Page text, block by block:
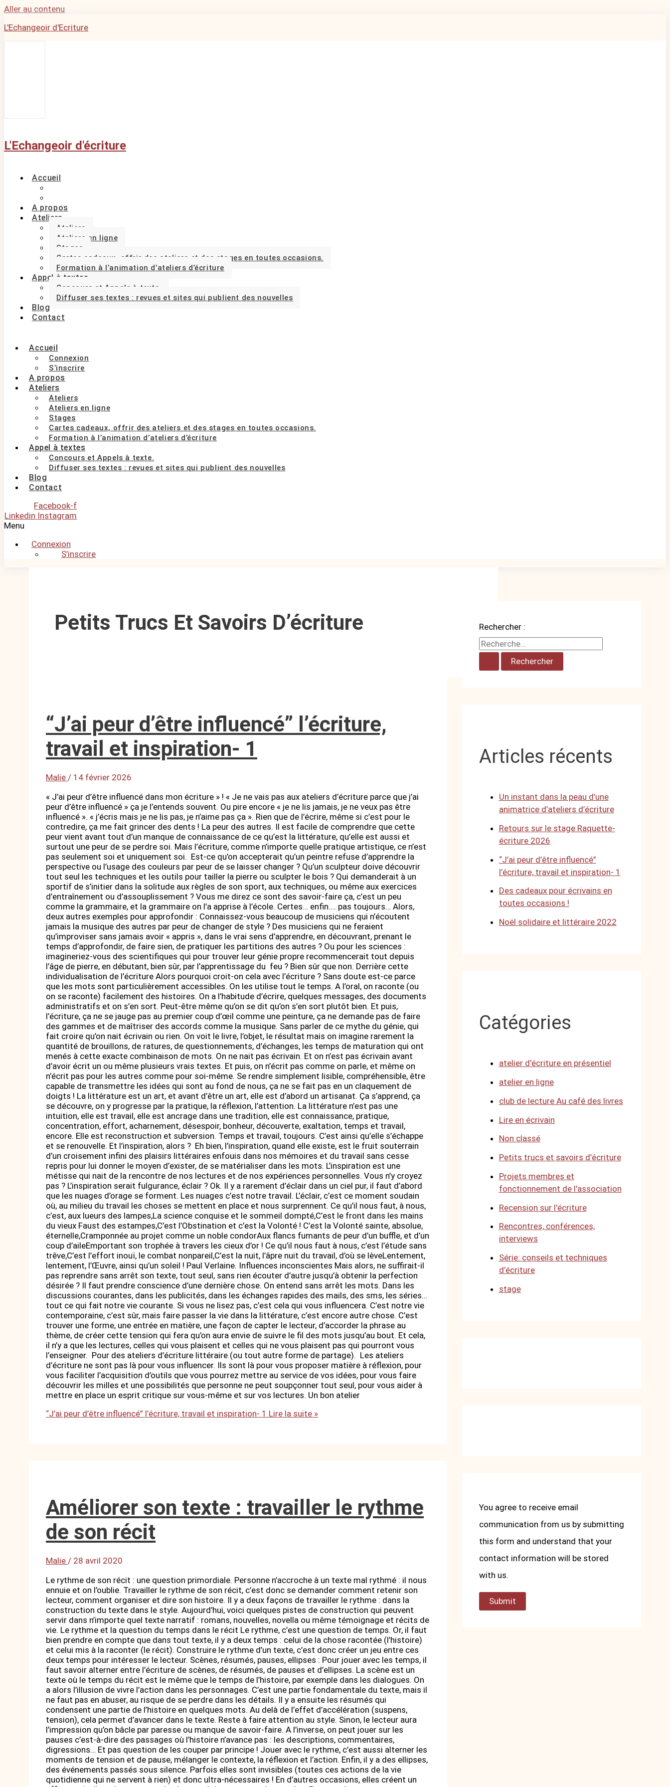
Aller au contenu
L'Echangeoir d'Ecriture
L'Echangeoir d'écriture
Accueil
A propos
Ateliers
Ateliers
Ateliers en ligne
Stages
Cartes cadeaux, offrir des ateliers et des stages en toutes occasions.
Formation à l’animation d’ateliers d’écriture
Appel à textes
Concours et Appels à texte.
Diffuser ses textes : revues et sites qui publient des nouvelles
Blog
Contact
Accueil
Connexion
S’inscrire
A propos
Ateliers
Ateliers
Ateliers en ligne
Stages
Cartes cadeaux, offrir des ateliers et des stages en toutes occasions.
Formation à l’animation d’ateliers d’écriture
Appel à textes
Concours et Appels à texte.
Diffuser ses textes : revues et sites qui publient des nouvelles
Blog
Contact
Facebook-f
Linkedin Instagram
Menu
Connexion
S’inscrire
Petits Trucs Et Savoirs D’écriture
“J’ai peur d’être influencé” l’écriture,
travail et inspiration- 1
Malie / 14 février 2026
« J’ai peur d’être influencé dans mon écriture » ! « Je ne vais pas aux ateliers d’écriture parce que j’ai
peur d’être influencé » ça je l’entends souvent. Ou pire encore « je ne lis jamais, je ne veux pas être
influencé ». « j’écris mais je ne lis pas, je n’aime pas ça ». Rien que de l’écrire, même si c’est pour le
contredire, ça me fait grincer des dents ! La peur des autres. Il est facile de comprendre que cette
peur vient avant tout d’un manque de connaissance de ce qu’est la littérature, qu’elle est aussi et
surtout une peur de se perdre soi. Mais l’écriture, comme n’importe quelle pratique artistique, ce n’est
pas seulement soi et uniquement soi. Est-ce qu’on accepterait qu’un peintre refuse d’apprendre la
perspective ou l’usage des couleurs par peur de se laisser changer ? Qu’un sculpteur doive découvrir
tout seul les techniques et les outils pour tailler la pierre ou sculpter le bois ? Qui demanderait à un
sportif de s’initier dans la solitude aux règles de son sport, aux techniques, ou même aux exercices
d’entraînement ou d’assouplissement ? Vous me direz ce sont des savoir-faire ça, c’est un peu
comme la grammaire, et la grammaire on l’a apprise à l’école. Certes… enfin…. pas toujours… Alors,
deux autres exemples pour approfondir : Connaissez-vous beaucoup de musiciens qui n’écoutent
jamais la musique des autres par peur de changer de style ? Des musiciens qui ne feraient
qu’improviser sans jamais avoir « appris », dans le vrai sens d’apprendre, en découvrant, prenant le
temps d’approfondir, de faire sien, de pratiquer les partitions des autres ? Ou pour les sciences :
imagineriez-vous des scientifiques qui pour trouver leur génie propre recommencerait tout depuis
l’âge de pierre, en débutant, bien sûr, par l’apprentissage du feu ? Bien sûr que non. Derrière cette
individualisation de l’écriture Alors pourquoi croit-on cela avec l’écriture ? Sans doute est-ce parce
que les mots sont particulièrement accessibles. On les utilise tout le temps. A l’oral, on raconte (ou
on se raconte) facilement des histoires. On a l’habitude d’écrire, quelques messages, des documents
administratifs et on s’en sort. Peut-être même qu’on se dit qu’on s’en sort plutôt bien. Et puis,
l’écriture, ça ne se jauge pas au premier coup d’œil comme une peinture, ça ne demande pas de faire
des gammes et de maîtriser des accords comme la musique. Sans parler de ce mythe du génie, qui
fait croire qu’on nait écrivain ou rien. On voit le livre, l’objet, le résultat mais on imagine rarement la
quantité de brouillons, de ratures, de questionnements, d’échanges, les temps de maturation qui ont
menés à cette exacte combinaison de mots. On ne nait pas écrivain. Et on n’est pas écrivain avant
d’avoir écrit un ou même plusieurs vrais textes. Et puis, on n’écrit pas comme on parle, et même on
n’écrit pas pour les autres comme pour soi-même. Se rendre simplement lisible, compréhensible, être
capable de transmettre les idées qui sont au fond de nous, ça ne se fait pas en un claquement de
doigts ! La littérature est un art, et avant d’être un art, elle est d’abord un artisanat. Ça s’apprend, ça
se découvre, on y progresse par la pratique, la réflexion, l’attention. La littérature n’est pas une
intuition, elle est travail, elle est ancrage dans une tradition, elle est connaissance, pratique,
concentration, effort, acharnement, désespoir, bonheur, découverte, exaltation, temps et travail,
encore. Elle est reconstruction et subversion. Temps et travail, toujours. C’est ainsi qu’elle s’échappe
et se renouvelle. Et l’inspiration, alors ? Eh bien, l’inspiration, quand elle existe, est le fruit souterrain
d’un croisement infini des plaisirs littéraires enfouis dans nos mémoires et du travail sans cesse
repris pour lui donner le moyen d’exister, de se matérialiser dans les mots. L’inspiration est une
métisse qui nait de la rencontre de nos lectures et de nos expériences personnelles. Vous n’y croyez
pas ? L’inspiration serait fulgurance, éclair ? Ok. Il y a rarement d’éclair dans un ciel pur, il faut d’abord
que les nuages d’orage se forment. Les nuages c’est notre travail. L’éclair, c’est ce moment soudain
où, au milieu du travail les choses se mettent en place et nous surprennent. Ce qu’il nous faut, à nous,
c’est, aux lueurs des lampes,La science conquise et le sommeil dompté,C’est le front dans les mains
du vieux Faust des estampes,C’est l’Obstination et c’est la Volonté ! C’est la Volonté sainte, absolue,
éternelle,Cramponnée au projet comme un noble condorAux flancs fumants de peur d’un buffle, et d’un
coup d’aileEmportant son trophée à travers les cieux d’or ! Ce qu’il nous faut à nous, c’est l’étude sans
trêve,C’est l’effort inouï, le combat nonpareil,C’est la nuit, l’âpre nuit du travail, d’où se lèveLentement,
lentement, l’Œuvre, ainsi qu’un soleil ! Paul Verlaine. Influences inconscientes Mais alors, ne suffirait-il
pas reprendre sans arrêt son texte, tout seul, sans rien écouter d’autre jusqu’à obtenir la perfection
désirée ? Il faut prendre conscience d’une dernière chose. On entend sans arrêt les mots. Dans les
discussions courantes, dans les publicités, dans les échanges rapides des mails, des sms, les séries…
tout ce qui fait notre vie courante. Si vous ne lisez pas, c’est cela qui vous influencera. C’est notre vie
contemporaine, c’est sûr, mais faire passer la vie dans la littérature, c’est encore autre chose. C’est
trouver une forme, une entrée en matière, une façon de capter le lecteur, d’accorder la phrase au
thème, de créer cette tension qui fera qu’on aura envie de suivre le fil des mots jusqu’au bout. Et cela,
il n’y a que les lectures, celles qui vous plaisent et celles qui ne vous plaisent pas qui pourront vous
l’enseigner. Pour des ateliers d’écriture littéraire (ou tout autre forme de partage). Les ateliers
d’écriture ne sont pas là pour vous influencer. Ils sont là pour vous proposer matière à réflexion, pour
vous faciliter l’acquisition d’outils que vous pourrez mettre au service de vos idées, pour vous faire
découvrir les milles et une possibilités que personne ne peut soupçonner tout seul, pour vous aider à
mettre en place un esprit critique sur vous-même et sur vos lectures. Un bon atelier
“J’ai peur d’être influencé” l’écriture, travail et inspiration- 1 Lire la suite »
Améliorer son texte : travailler le rythme
de son récit
Malie / 28 avril 2020
Le rythme de son récit : une question primordiale. Personne n’accroche à un texte mal rythmé : il nous
ennuie et on l’oublie. Travailler le rythme de son récit, c’est donc se demander comment retenir son
lecteur, comment organiser et dire son histoire. Il y a deux façons de travailler le rythme : dans la
construction du texte dans le style. Aujourd’hui, voici quelques pistes de construction qui peuvent
servir dans n’importe quel texte narratif : romans, nouvelles, novella ou même témoignage et récits de
vie. Le rythme et la question du temps dans le récit Le rythme, c’est une question de temps. Or, il faut
bien prendre en compte que dans tout texte, il y a deux temps : celui de la chose racontée (l’histoire)
et celui mis à la raconter (le récit). Construire le rythme d’un texte, c’est donc créer un jeu entre ces
deux temps pour intéresser le lecteur. Scènes, résumés, pauses, ellipses : Pour jouer avec les temps, il
faut savoir alterner entre l’écriture de scènes, de résumés, de pauses et d’ellipses. La scène est un
texte où le temps du récit est le même que le temps de l’histoire, par exemple dans les dialogues. On
a alors l’illusion de vivre l’action dans les personnages. C’est une partie fondamentale du texte, mais il
ne faut pas en abuser, au risque de se perdre dans les détails. Il y a ensuite les résumés qui
condensent une partie de l’histoire en quelques mots. Au delà de l’effet d’accélération (suspens,
tension), cela permet d’avancer dans le texte. Reste à faire attention au style. Sinon, le lecteur aura
l’impression qu’on bâcle par paresse ou manque de savoir-faire. A l’inverse, on peut jouer sur les
pauses c’est-à-dire des passages où l’histoire n’avance pas : les descriptions, commentaires,
digressions… Et pas question de les couper par principe ! Jouer avec le rythme, c’est aussi alterner les
moments de tension et de pause, mélanger le contexte, la réflexion et l’action. Enfin, il y a des ellipses,
des événements passés sous silence. Parfois elles sont invisibles (toutes ces actions de la vie
quotidienne qui ne servent à rien) et donc ultra-nécessaires ! En d’autres occasions, elles créent un
Rechercher :
Articles récents
Un instant dans la peau d’une
animatrice d’ateliers d’écriture
Retours sur le stage Raquette-
écriture 2026
“J’ai peur d’être influencé”
l’écriture, travail et inspiration- 1
Des cadeaux pour écrivains en
toutes occasions !
Noël solidaire et littéraire 2022
Catégories
atelier d'écriture en présentiel
atelier en ligne
club de lecture Au café des livres
Lire en écrivain
Non classé
Petits trucs et savoirs d’écriture
Projets membres et
fonctionnement de l'association
Recension sur l'écriture
Rencontres, conférences,
interviews
Série: conseils et techniques
d’écriture
stage
You agree to receive email
communication from us by submitting
this form and understand that your
contact information will be stored
with us.
Submit